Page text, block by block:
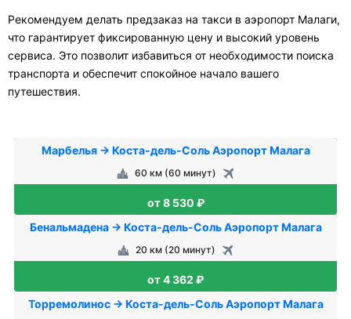
Рекомендуем делать предзаказ на такси в аэропорт Малаги,
что гарантирует фиксированную цену и высокий уровень
сервиса. Это позволит избавиться от необходимости поиска
транспорта и обеспечит спокойное начало вашего
путешествия.
Марбелья → Коста-дель-Соль Аэропорт Малага
60 км (60 минут)
от 8 530 ₽
Бенальмадена → Коста-дель-Соль Аэропорт Малага
20 км (20 минут)
от 4 362 ₽
Торремолинос → Коста-дель-Соль Аэропорт Малага